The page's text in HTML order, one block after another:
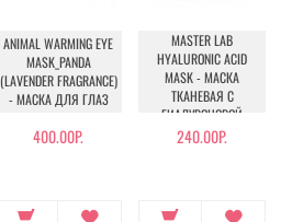
ANIMAL WARMING EYE
MASK_PANDA
(LAVENDER FRAGRANCE)
- МАСКА ДЛЯ ГЛАЗ
400.00Р.
MASTER LAB
HYALURONIC ACID
MASK - МАСКА
ТКАНЕВАЯ С
ГИАЛУРОНОВОЙ
КИСЛОТОЙ
240.00Р.